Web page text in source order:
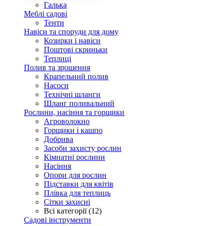
Галька
Меблі садові
Тенти
Навіси та споруди для дому
Козирки і навіси
Поштові скриньки
Теплиці
Полив та зрошення
Крапельний полив
Насоси
Технічні шланги
Шланг поливальний
Рослини, насіння та горщики
Агроволокно
Горщики і кашпо
Добрива
Засоби захисту рослин
Кімнатні рослини
Насіння
Опори для рослин
Підставки для квітів
Плівка для теплиць
Сітки захисні
Всі категорії (12)
Садові інструменти